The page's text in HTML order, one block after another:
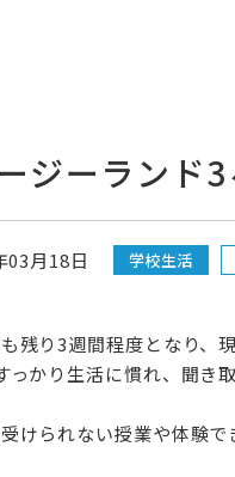
ジーランド
03月18日 学校生活
残り3週間程度となり、
っかり生活に慣れ、聞き
けられない授業や体験